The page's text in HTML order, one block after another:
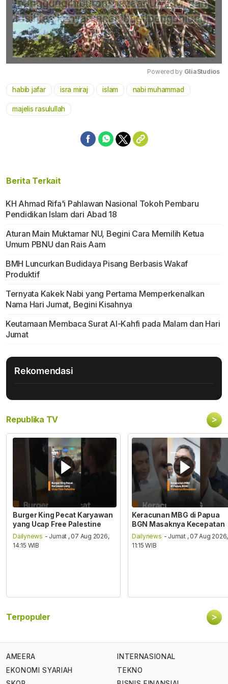
Mute
Powered by GliaStudios
habib jafar isra miraj islam nabi muhammad
majelis rasulullah
Berita Terkait
KH Ahmad Rifa'i Pahlawan Nasional Tokoh Pembaru
Pendidikan Islam dari Abad 18
Aturan Main Muktamar NU, Begini Cara Memilih Ketua
Umum PBNU dan Rais Aam
BMH Luncurkan Budidaya Pisang Berbasis Wakaf
Produktif
Ternyata Kakek Nabi yang Pertama Memperkenalkan
Nama Hari Jumat, Begini Kisahnya
Keutamaan Membaca Surat Al-Kahfi pada Malam dan Hari
Jumat
Rekomendasi
Republika TV >
Burger King Pecat Karyawan
yang Ucap Free Palestine
Dailynews - Jumat , 07 Aug 2026,
14:15 WIB
Keracunan MBG di Papua
BGN Masaknya Kecepatan
Dailynews - Jumat , 07 Aug 2026,
11:15 WIB
Terpopuler >
AMEERA
EKONOMI SYARIAH
INTERNASIONAL
TEKNO